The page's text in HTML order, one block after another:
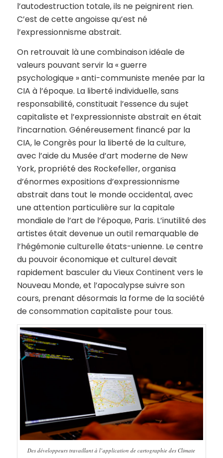
l’autodestruction totale, ils ne peignirent rien.
C’est de cette angoisse qu’est né
l’expressionnisme abstrait.
On retrouvait là une combinaison idéale de
valeurs pouvant servir la « guerre
psychologique » anti-communiste menée par la
CIA à l’époque. La liberté individuelle, sans
responsabilité, constituait l’essence du sujet
capitaliste et l’expressionniste abstrait en était
l’incarnation. Généreusement financé par la
CIA, le Congrès pour la liberté de la culture,
avec l’aide du Musée d’art moderne de New
York, propriété des Rockefeller, organisa
d’énormes expositions d’expressionnisme
abstrait dans tout le monde occidental, avec
une attention particulière sur la capitale
mondiale de l’art de l’époque, Paris. L’inutilité des
artistes était devenue un outil remarquable de
l’hégémonie culturelle états-unienne. Le centre
du pouvoir économique et culturel devait
rapidement basculer du Vieux Continent vers le
Nouveau Monde, et l’apocalypse suivre son
cours, prenant désormais la forme de la société
de consommation capitaliste pour tous.
Des développeurs travaillant à l’application de cartographie des Climate